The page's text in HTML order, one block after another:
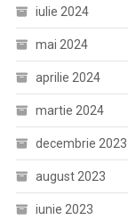
iulie 2024
mai 2024
aprilie 2024
martie 2024
decembrie 2023
august 2023
iunie 2023